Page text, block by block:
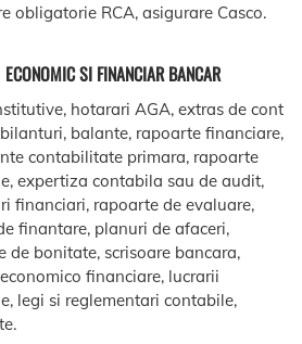
obligatorie RCA, asigurare Casco.
ECONOMIC SI FINANCIAR BANCAR
hotarari AGA, extras de cont
balante, rapoarte financiare,
contabilitate primara, rapoarte
expertiza contabila sau de audit,
financiari, rapoarte de evaluare,
finantare, planuri de afaceri,
de bonitate, scrisoare bancara,
financiare, lucrarii
legi si reglementari contabile,